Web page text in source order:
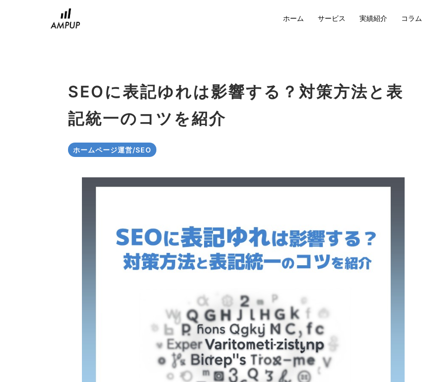
ホーム サービス 実績紹介 コラム
SEOに表記ゆれは影響する？対策方法と表
記統一のコツを紹介
ホームページ運営/SEO